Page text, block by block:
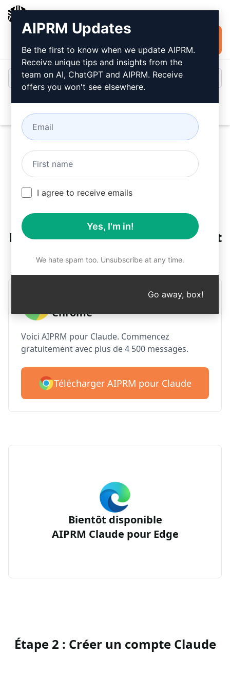
gratuitement
Essayez ceClaude Prompt
maintenant
Étape 1 : Télécharger gratuitement
l'AIPRM
AIPRM Claude pour Google
Chrome
Voici AIPRM pour Claude. Commencez
gratuitement avec plus de 4 500 messages.
Télécharger AIPRM pour Claude
Bientôt disponible
AIPRM Claude pour Edge
Étape 2 : Créer un compte Claude
AIPRM Updates
Be the first to know when we update AIPRM.
Receive unique tips and insights from the
team on AI, ChatGPT and AIPRM. Receive
offers you won't see elsewhere.
I agree to receive emails
Yes, I'm in!
We hate spam too. Unsubscribe at any time.
Go away, box!